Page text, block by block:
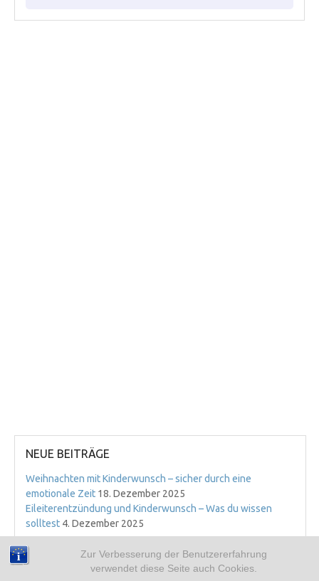
Zur Verbesserung der Benutzererfahrung
verwendet diese Seite auch Cookies.
NEUE BEITRÄGE
Weihnachten mit Kinderwunsch – sicher durch eine
emotionale Zeit 18. Dezember 2025
Eileiterentzündung und Kinderwunsch – Was du wissen
solltest 4. Dezember 2025
ARCHIV
➜ 2019